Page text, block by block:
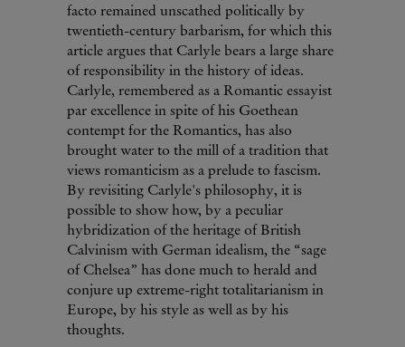
facto remained unscathed politically by
twentieth-century barbarism, for which this
article argues that Carlyle bears a large share
of responsibility in the history of ideas.
Carlyle, remembered as a Romantic essayist
par excellence in spite of his Goethean
contempt for the Romantics, has also
brought water to the mill of a tradition that
views romanticism as a prelude to fascism.
By revisiting Carlyle's philosophy, it is
possible to show how, by a peculiar
hybridization of the heritage of British
Calvinism with German idealism, the “sage
of Chelsea” has done much to herald and
conjure up extreme-right totalitarianism in
Europe, by his style as well as by his
thoughts.